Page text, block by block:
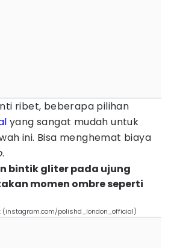
ribet, beberapa pilihan
yang sangat mudah untuk
ini. Bisa menghemat biaya
.
bintik gliter pada ujung
momen ombre seperti
polishd_london_official)